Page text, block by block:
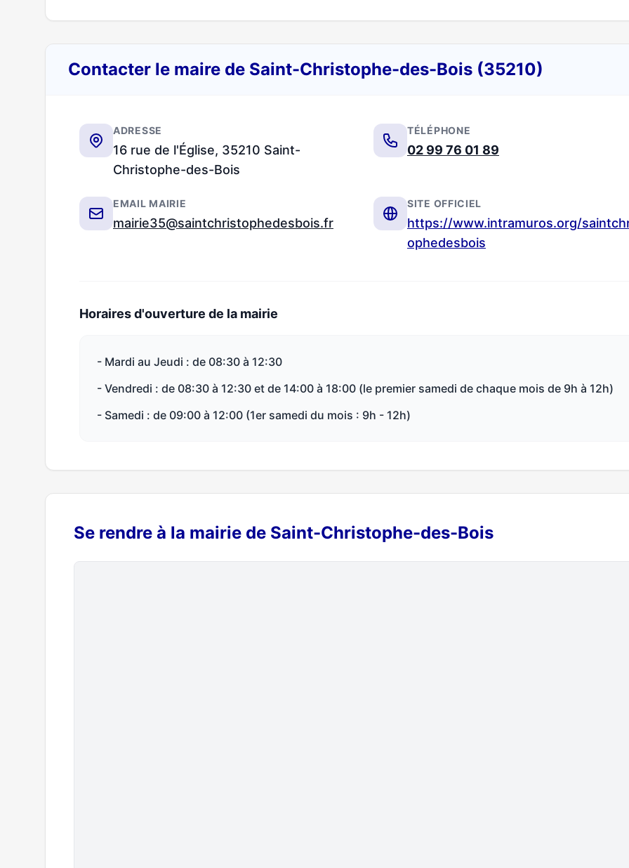
Contacter le maire de Saint-Christophe-des-Bois (35210)
ADRESSE
16 rue de l'Église, 35210 Saint-
Christophe-des-Bois
TÉLÉPHONE
02 99 76 01 89
EMAIL MAIRIE
mairie35@saintchristophedesbois.fr
SITE OFFICIEL
https://www.intramuros.org/
ophedesbois
Horaires d'ouverture de la mairie
- Mardi au Jeudi : de 08:30 à 12:30
- Vendredi : de 08:30 à 12:30 et de 14:00 à 18:00 (le premier samedi de chaque mois de 9h à 12h)
- Samedi : de 09:00 à 12:00 (1er samedi du mois : 9h - 12h)
Se rendre à la mairie de Saint-Christophe-des-Bois